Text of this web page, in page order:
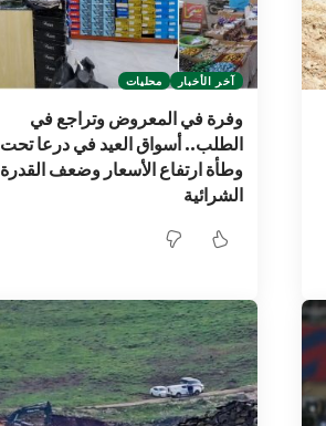
آخر الأخبار محليات
وفرة في المعروض وتراجع في
الطلب.. أسواق العيد في درعا تحت
وطأة ارتفاع الأسعار وضعف القدرة
الشرائية